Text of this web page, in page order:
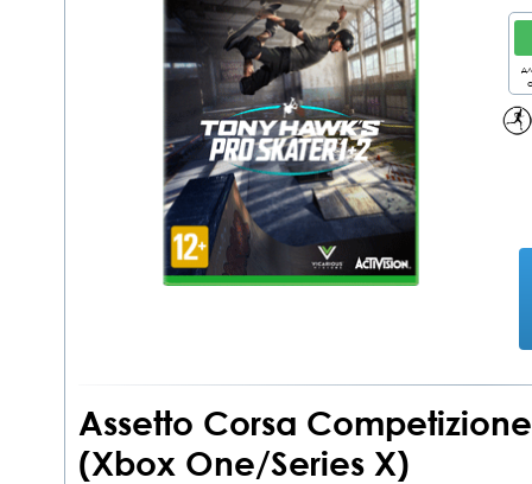
Assetto Corsa
(Xbox One/Series X)